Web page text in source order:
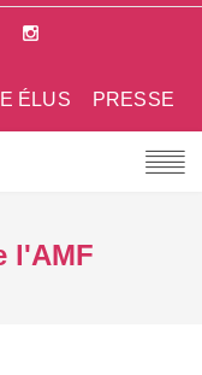
PRESSE
ÉLUS
l'AMF